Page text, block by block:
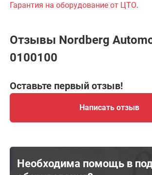
Гарантия на оборудование от ЦТО.
Отзывы Nordberg
0100100
Оставьте первый отзыв!
Написать отзыв
Необходима помощь в